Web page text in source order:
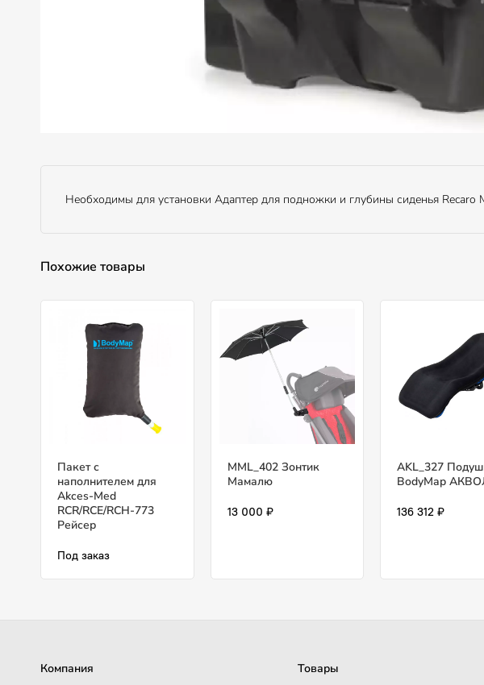
Необходимы для установки Адаптер для подножки и глубины сиденья Recaro
Похожие товары
Пакет с
наполнителем для
Akces-Med
RCR/RCE/RCH-773
Рейсер
Под заказ
MML_402 Зонтик
Мамалю
13 000 ₽
AKL_327
BodyMap
136 312 ₽
Компания Товары